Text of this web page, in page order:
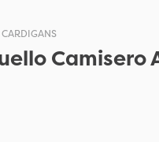
CARDIGANS
Camisero